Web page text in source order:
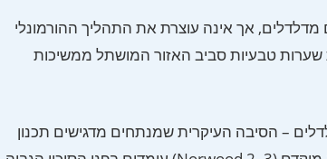
אך אינה עוצרת את התהליך ההורמונלי
מטופלים שעברו השתלה בגיל 30 עשויים לראות שערות טבעיות סביב האזור המושתל ממשיכות
– הסיבה העיקרית שמנתחים מדגישים תכנון